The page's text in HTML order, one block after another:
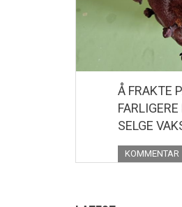
Å FRAKTE
SELGE
KOMMENTAR